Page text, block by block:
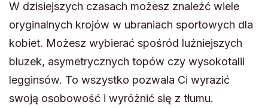
W dzisiejszych czasach możesz znaleźć wiele
oryginalnych krojów w ubraniach sportowych dla
kobiet. Możesz wybierać spośród luźniejszych
bluzek, asymetrycznych topów czy wysokotalii
legginsów. To wszystko pozwala Ci wyrazić
swoją osobowość i wyróżnić się z tłumu.